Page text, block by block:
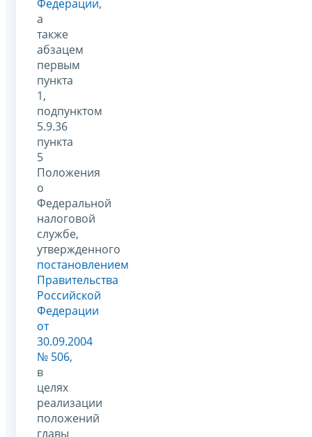
Федерации,
а
также
абзацем
первым
пункта
1,
подпунктом
5.9.36
пункта
5
Положения
о
Федеральной
налоговой
службе,
утвержденного
постановлением
Правительства
Российской
Федерации
от
30.09.2004
№ 506,
в
целях
реализации
положений
главы